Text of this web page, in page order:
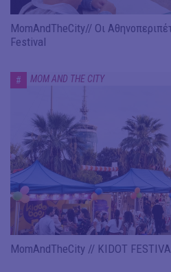
MomAndTheCity// Οι
Festival
# MOM AND THE CITY
MomAndTheCity // KIDOT